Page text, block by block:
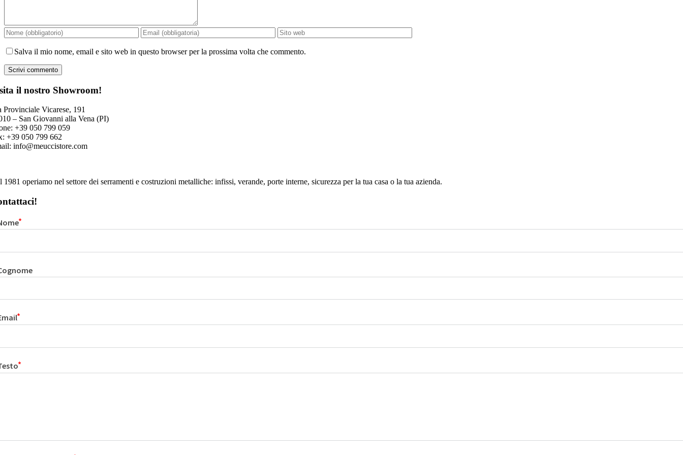
Salva il mio nome, email e sito web in questo browser per la prossima volta che commento.
il nostro Showroom!
Provinciale Vicarese, 191
– San Giovanni alla Vena (PI)
+39 050 799 059
+39 050 799 662
info@meuccistore.com
1981 operiamo nel settore dei serramenti e costruzioni metalliche: infissi, verande, porte interne, sicurezza per la tua casa o la tua azienda.